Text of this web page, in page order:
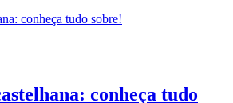
conheça tudo